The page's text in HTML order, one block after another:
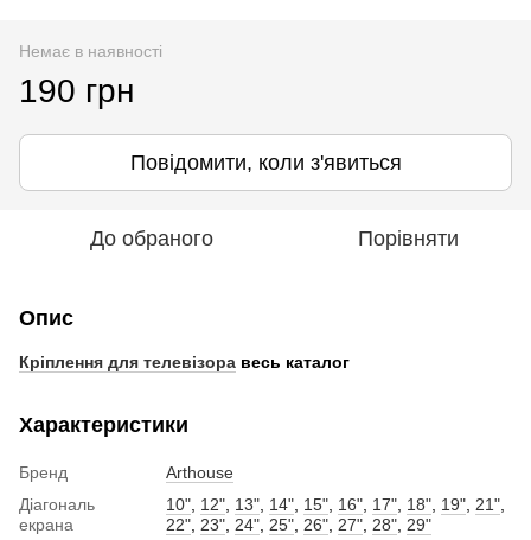
Немає в наявності
190 грн
Повідомити, коли з'явиться
До обраного Порівняти
Опис
Кріплення для телевізора весь каталог
Характеристики
Бренд
Arthouse
Діагональ
екрана
10" 12" 13" 14" 15" 16" 17" 18" 19" 21"
22" 23" 24" 25" 26" 27" 28" 29"